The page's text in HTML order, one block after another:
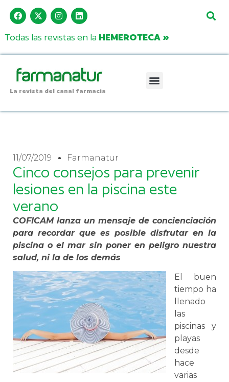
Todas las revistas en la HEMEROTECA »
La revista del canal farmacia
11/07/2019 Farmanatur
Cinco consejos para prevenir
lesiones en la piscina este
verano
COFICAM lanza un mensaje de concienciación
para recordar que es posible disfrutar en la
piscina o el mar sin poner en peligro nuestra
salud, ni la de los demás
El buen
tiempo ha
llenado
las
piscinas y
playas
desde
hace
varias